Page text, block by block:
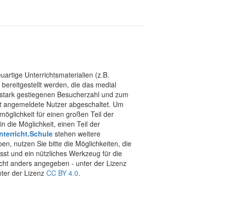
Unterrichtsmaterialien (z.B.
werden, die das medial
gestiegenen Besucherzahl und zum
Nutzer abgeschaltet. Um
für einen großen Teil der
die Möglichkeit, einen Teil der
stehen weitere
nutzen Sie bitte die Möglichkeiten, die
und ein nützliches Werkzeug für die
anders angegeben - unter der Lizenz
der Lizenz CC BY 4.0.